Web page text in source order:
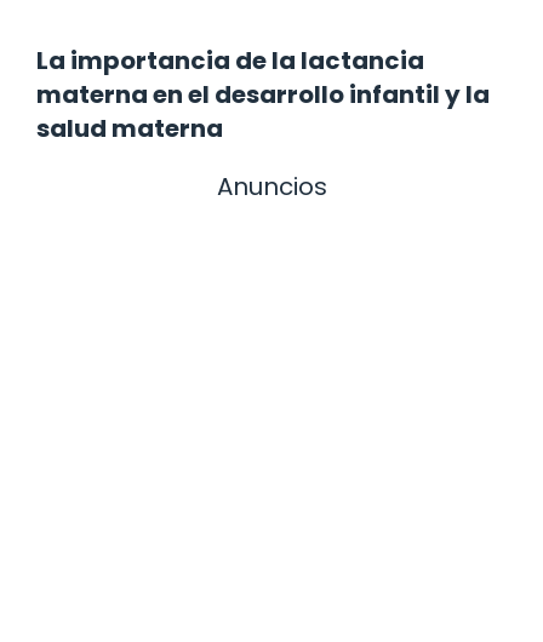
La importancia de la lactancia
materna en el desarrollo infantil y la
salud materna
Anuncios